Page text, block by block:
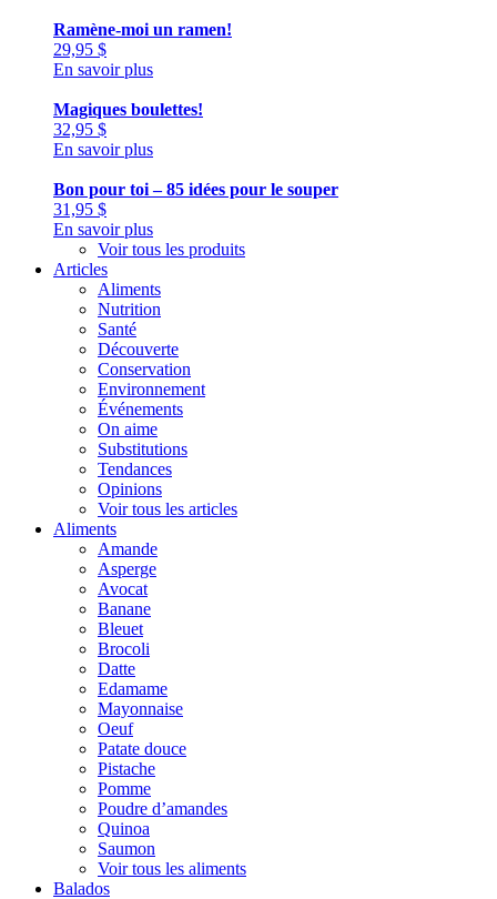
Ramène-moi un ramen!
29,95 $
En savoir plus
Magiques boulettes!
32,95 $
En savoir plus
Bon pour toi – 85 idées pour le souper
31,95 $
En savoir plus
Voir tous les produits
Articles
Aliments
Nutrition
Santé
Découverte
Conservation
Environnement
Événements
On aime
Substitutions
Tendances
Opinions
Voir tous les articles
Aliments
Amande
Asperge
Avocat
Banane
Bleuet
Brocoli
Datte
Edamame
Mayonnaise
Oeuf
Patate douce
Pistache
Pomme
Poudre d’amandes
Quinoa
Saumon
Voir tous les aliments
Balados